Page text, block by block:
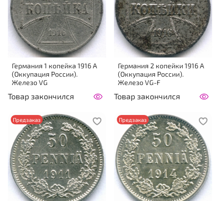
Германия 1 копейка 1916 A
(Оккупация России).
Железо VG
Товар закончился
Германия 2 копейки 1916 A
(Оккупация России).
Железо VG-F
Товар закончился
Предзаказ Предзаказ